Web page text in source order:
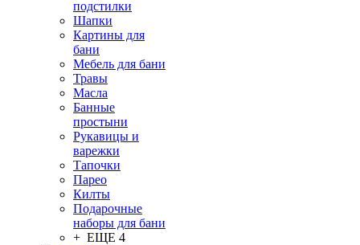
подстилки
Шапки
Картины для
бани
Мебель для бани
Травы
Масла
Банные
простыни
Рукавицы и
варежки
Тапочки
Парео
Килты
Подарочные
наборы для бани
+ ЕЩЕ 4